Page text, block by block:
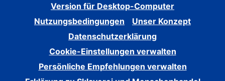
Version für Desktop-Computer
Nutzungsbedingungen
Unser Konzept
Datenschutzerklärung
Cookie-Einstellungen verwalten
Persönliche Empfehlungen verwalten